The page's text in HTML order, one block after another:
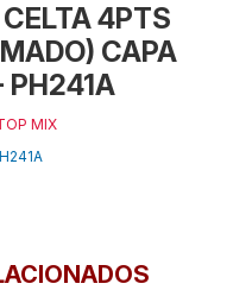
4PTS
CAPA
PH241A
MIX